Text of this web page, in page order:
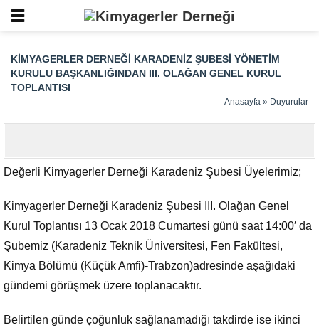
KIMYAGERLER DERNEĞI KARADENIZ ŞUBESI YÖNETIM
KURULU BAŞKANLIĞINDAN III. OLAĞAN GENEL KURUL
TOPLANTISI
Anasayfa » Duyurular
Değerli Kimyagerler Derneği Karadeniz Şubesi Üyelerimiz;
Kimyagerler Derneği Karadeniz Şubesi III. Olağan Genel
Kurul Toplantısı 13 Ocak 2018 Cumartesi günü saat 14:00′ da
Şubemiz (Karadeniz Teknik Üniversitesi, Fen Fakültesi,
Kimya Bölümü (Küçük Amfi)-Trabzon)adresinde aşağıdaki
gündemi görüşmek üzere toplanacaktır.
Belirtilen günde çoğunluk sağlanamadığı takdirde ise ikinci